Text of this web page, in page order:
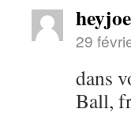
heyjoe
29
dans
Ball,